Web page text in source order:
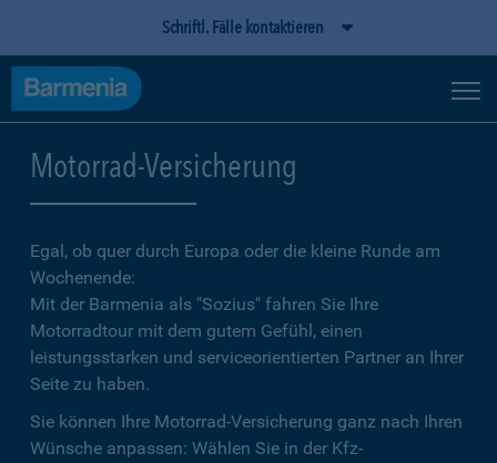
Schriftl. Fälle kontaktieren
Motorrad-Versicherung
Egal, ob quer durch Europa oder die kleine Runde am
Wochenende:
Mit der Barmenia als "Sozius" fahren Sie Ihre
Motorradtour mit dem gutem Gefühl, einen
leistungsstarken und serviceorientierten Partner an Ihrer
Seite zu haben.
Sie können Ihre Motorrad-Versicherung ganz nach Ihren
Wünsche anpassen: Wählen Sie in der Kfz-